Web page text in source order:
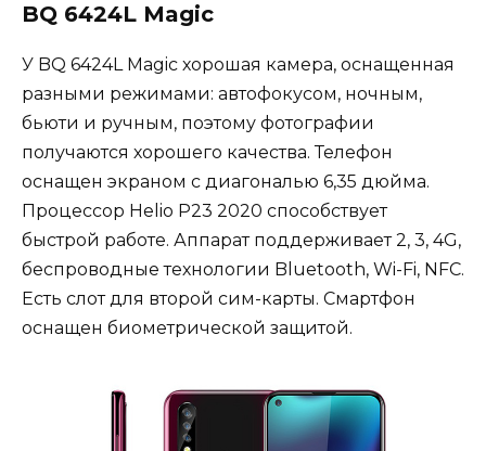
BQ 6424L Magic
У BQ 6424L Magic хорошая камера, оснащенная
разными режимами: автофокусом, ночным,
бьюти и ручным, поэтому фотографии
получаются хорошего качества. Телефон
оснащен экраном с диагональю 6,35 дюйма.
Процессор Helio P23 2020 способствует
быстрой работе. Аппарат поддерживает 2, 3, 4G,
беспроводные технологии Bluetooth, Wi-Fi, NFC.
Есть слот для второй сим-карты. Смартфон
оснащен биометрической защитой.